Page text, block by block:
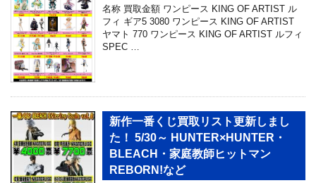
名称 買取金額 ワンピース KING OF ARTIST ル
フィ ギア5 3080 ワンピース KING OF ARTIST
ヤマト 770 ワンピース KING OF ARTIST ルフィ
SPEC …
新作一番くじ買取リスト更新しまし
た！ 5/30～ HUNTER×HUNTER・
BLEACH・家庭教師ヒットマン
REBORN!など